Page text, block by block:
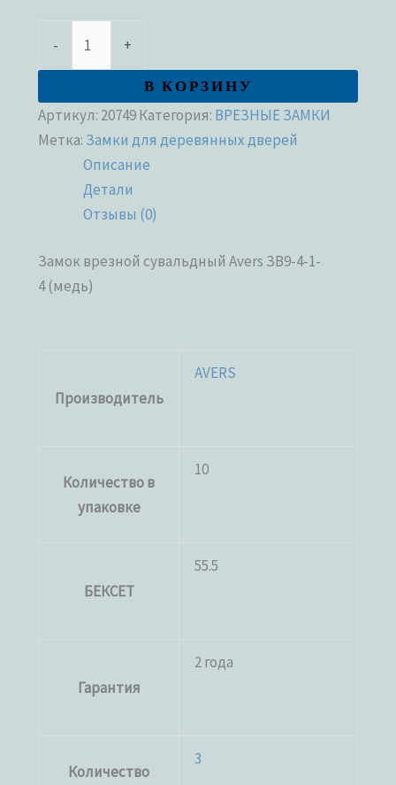
- +
В КОРЗИНУ
Артикул: 20749Категория: ВРЕЗНЫЕ ЗАМКИ
Метка: Замки для деревянных дверей
Описание
Детали
Отзывы (0)
Замок врезной сувальдный Avers ЗВ9-4-1-
4 (медь)
Производитель
AVERS
Количество в
упаковке
10
БЕКСЕТ
55.5
Гарантия
2 года
Количество
3